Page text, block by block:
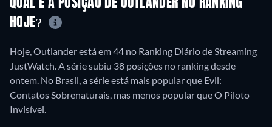
QUAL É A POSIÇÃO DE OUTLANDER NO RANKING
HOJE?
Hoje, Outlander está em 44 no Ranking Diário de Streaming
JustWatch. A série subiu 38 posições no ranking desde
ontem. No Brasil, a série está mais popular que Evil:
Contatos Sobrenaturais, mas menos popular que O Piloto
Invisível.